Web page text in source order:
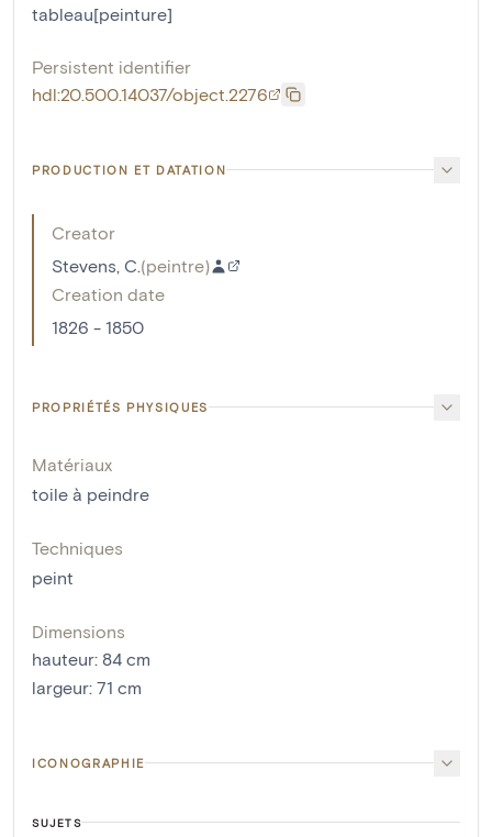
tableau[peinture]
Persistent identifier
hdl:20.500.14037/object.2276
PRODUCTION ET DATATION
Creator
Stevens, C. (peintre)
Creation date
1826 - 1850
PROPRIÉTÉS PHYSIQUES
Matériaux
toile à peindre
Techniques
peint
Dimensions
hauteur: 84 cm
largeur: 71 cm
ICONOGRAPHIE
SUJETS